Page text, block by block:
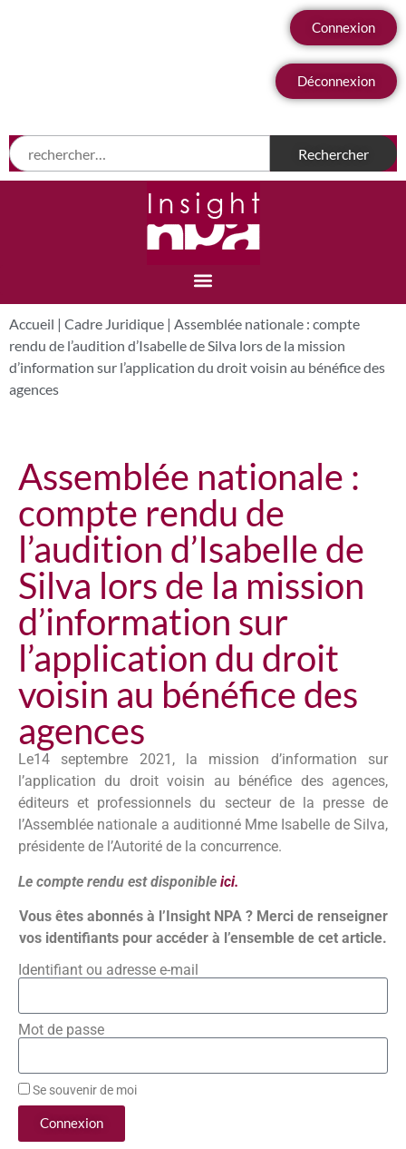
Connexion
Déconnexion
Accueil | Cadre Juridique | Assemblée nationale : compte
rendu de l’audition d’Isabelle de Silva lors de la mission
d’information sur l’application du droit voisin au bénéfice des
agences
Assemblée nationale :
compte rendu de
l’audition d’Isabelle de
Silva lors de la mission
d’information sur
l’application du droit
voisin au bénéfice des
agences
Le14 septembre 2021, la mission d’information sur
l’application du droit voisin au bénéfice des agences,
éditeurs et professionnels du secteur de la presse de
l’Assemblée nationale a auditionné Mme Isabelle de Silva,
présidente de l’Autorité de la concurrence.
Le compte rendu est disponible ici.
Vous êtes abonnés à l’Insight NPA ? Merci de renseigner
vos identifiants pour accéder à l’ensemble de cet article.
Identifiant ou adresse e-mail
Mot de passe
Se souvenir de moi
Connexion